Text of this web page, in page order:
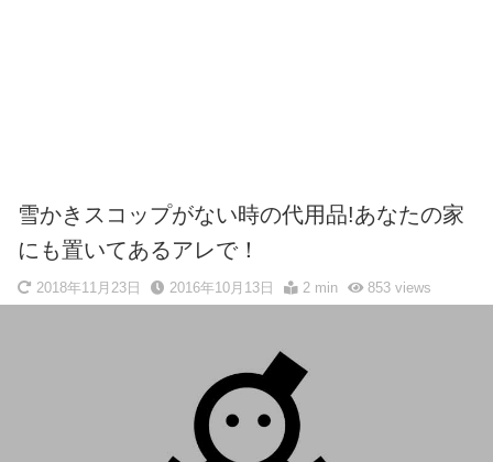
雪かきスコップがない時の代用品!あなたの家
にも置いてあるアレで！
2018年11月23日 2016年10月13日 2 min 853views